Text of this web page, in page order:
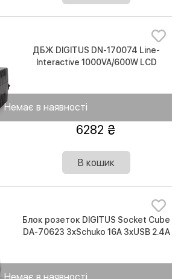
Немає в наявності
ДБЖ DIGITUS DN-170074 Line-
Interactive 1000VA/600W LCD
6282
В кошик
Блок розеток DIGITUS Socket Cube
DA-70623 3xSchuko 16A 3xUSB 2.4A